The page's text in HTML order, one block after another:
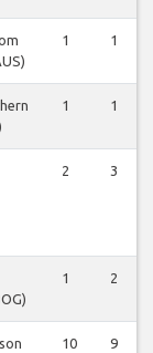
1 1
1 1
2 3
1 2
10 9